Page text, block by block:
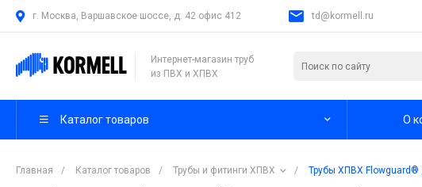
г. Москва, Варшавское шоссе, д. 42 офис 412 td@kormell.ru
Интернет-магазин труб
из ПВХ и ХПВХ
Каталог товаров О
Главная / Каталог товаров / Трубы и фитинги ХПВХ / Трубы ХПВХ Flowguard®